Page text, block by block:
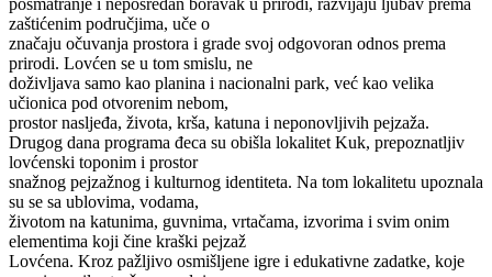
posmatranje i neposredan boravak u prirodi, razvijaju ljubav prema
zaštićenim područjima, uče o
značaju očuvanja prostora i grade svoj odgovoran odnos prema
prirodi. Lovćen se u tom smislu, ne
doživljava samo kao planina i nacionalni park, već kao velika
učionica pod otvorenim nebom,
prostor nasljeđa, života, krša, katuna i neponovljivih pejzaža.
Drugog dana programa đeca su obišla lokalitet Kuk, prepoznatljiv
lovćenski toponim i prostor
snažnog pejzažnog i kulturnog identiteta. Na tom lokalitetu upoznala
su se sa ublovima, vodama,
životom na katunima, guvnima, vrtačama, izvorima i svim onim
elementima koji čine kraški pejzaž
Lovćena. Kroz pažljivo osmišljene igre i edukativne zadatke, koje